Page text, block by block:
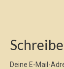
Deine E-Mail-